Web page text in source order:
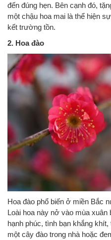
đến đúng hẹn. Bên cạnh đó,
một chậu hoa mai là thể hiện
kết trường tồn.
2. Hoa đào
Hoa đào phổ biến ở miền Bắc
Loài hoa này nở vào mùa
hạnh phúc, tình bạn khắng
một cây đào trong nhà hoặc